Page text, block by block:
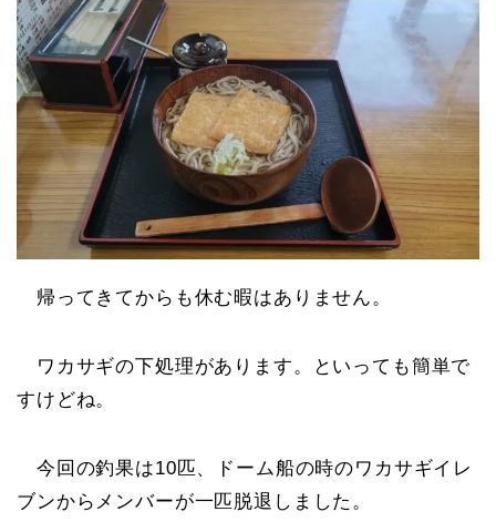
帰ってきてからも休む暇はありません。
ワカサギの下処理があります。といっても簡単で
すけどね。
今回の釣果は10匹、ドーム船の時のワカサギイレ
ブンからメンバーが一匹脱退しました。